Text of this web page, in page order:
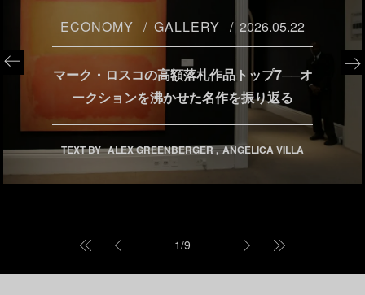
ECONOMY GALLERY 2026.05.22
マーク・ロスコの高額落札作品トップ7──オ
ークションを沸かせた名作を振り返る
TEXT BY ALEX GREENBERGER ANGELICA VILLA
1/9